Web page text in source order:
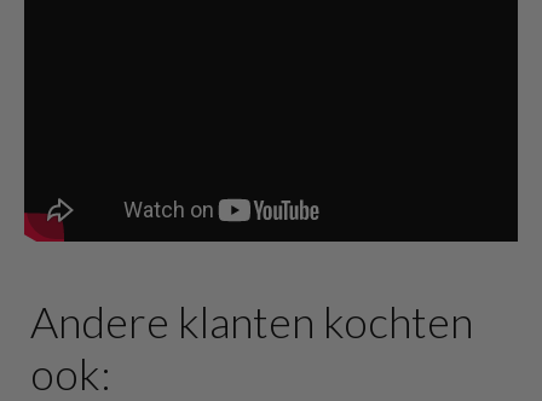
Andere klanten kochten
ook: